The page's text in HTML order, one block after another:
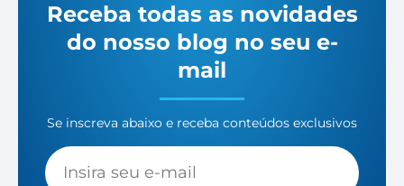
Receba todas as novidades
do nosso blog no seu e-
mail
Se inscreva abaixo e receba conteúdos exclusivos